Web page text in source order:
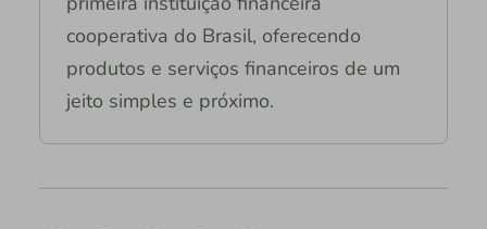
cooperativa do Brasil, oferecendo
produtos e serviços financeiros de um
jeito simples e próximo.